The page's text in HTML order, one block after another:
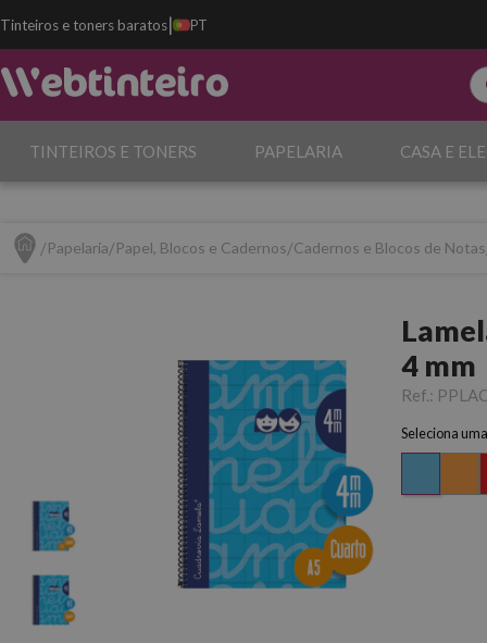
Tinteiros e toners baratos| PT
TINTEIROS E TONERS PAPELARIA CASA E
Papelaria Papel, Blocos e Cadernos Cadernos e Blocos de Notas
4 mm
Ref.:
Seleciona